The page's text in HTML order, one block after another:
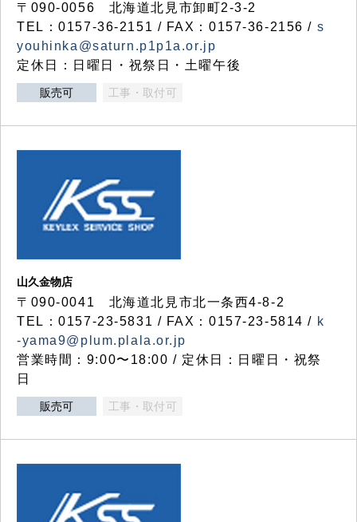
〒090-0056 北海道北見市卸町2-3-2
TEL：0157-36-2151 / FAX：0157-36-2156 / s
youhinka@saturn.p1p1a.or.jp
定休日：日曜日・祝祭日・土曜午後
販売可 工事・取付可
山久金物店
〒090-0041 北海道北見市北一条西4-8-2
TEL：0157-23-5831 / FAX：0157-23-5814 / k
-yama9@plum.plala.or.jp
営業時間：9:00〜18:00 / 定休日：日曜日・祝祭
日
販売可 工事・取付可